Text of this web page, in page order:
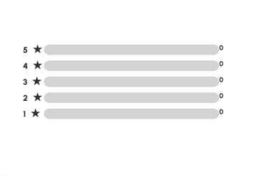
5 ★ 0
4 ★ 0
3 ★ 0
2 ★ 0
1 ★ 0